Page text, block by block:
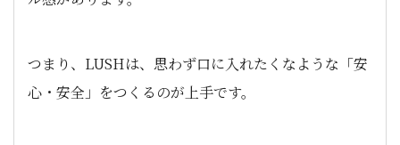
つまり、LUSHは、思わず口に入れたくなような「安
心・安全」をつくるのが上手です。